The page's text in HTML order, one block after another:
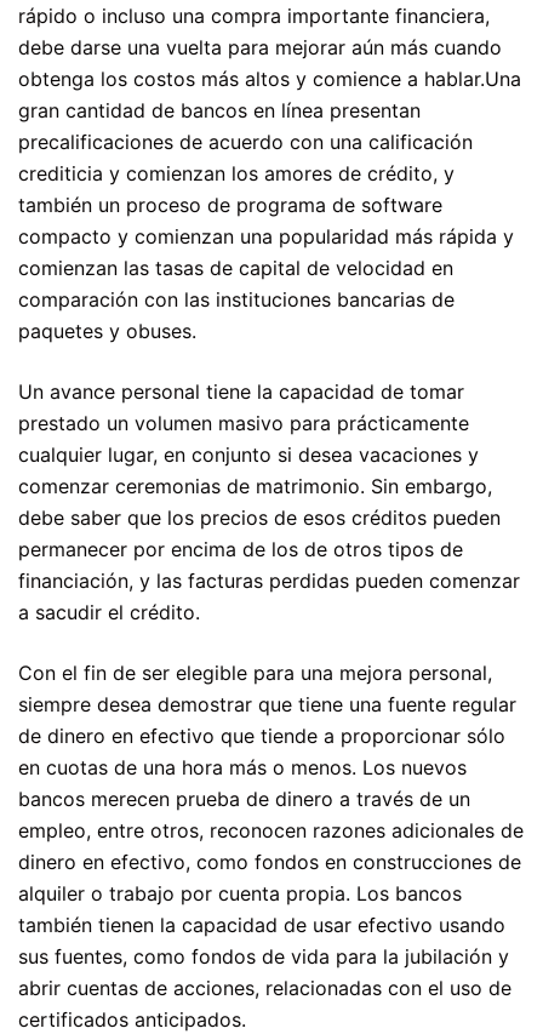
rápido o incluso una compra importante financiera,
debe darse una vuelta para mejorar aún más cuando
obtenga los costos más altos y comience a hablar.Una
gran cantidad de bancos en línea presentan
precalificaciones de acuerdo con una calificación
crediticia y comienzan los amores de crédito, y
también un proceso de programa de software
compacto y comienzan una popularidad más rápida y
comienzan las tasas de capital de velocidad en
comparación con las instituciones bancarias de
paquetes y obuses.
Un avance personal tiene la capacidad de tomar
prestado un volumen masivo para prácticamente
cualquier lugar, en conjunto si desea vacaciones y
comenzar ceremonias de matrimonio. Sin embargo,
debe saber que los precios de esos créditos pueden
permanecer por encima de los de otros tipos de
financiación, y las facturas perdidas pueden comenzar
a sacudir el crédito.
Con el fin de ser elegible para una mejora personal,
siempre desea demostrar que tiene una fuente regular
de dinero en efectivo que tiende a proporcionar sólo
en cuotas de una hora más o menos. Los nuevos
bancos merecen prueba de dinero a través de un
empleo, entre otros, reconocen razones adicionales de
dinero en efectivo, como fondos en construcciones de
alquiler o trabajo por cuenta propia. Los bancos
también tienen la capacidad de usar efectivo usando
sus fuentes, como fondos de vida para la jubilación y
abrir cuentas de acciones, relacionadas con el uso de
certificados anticipados.